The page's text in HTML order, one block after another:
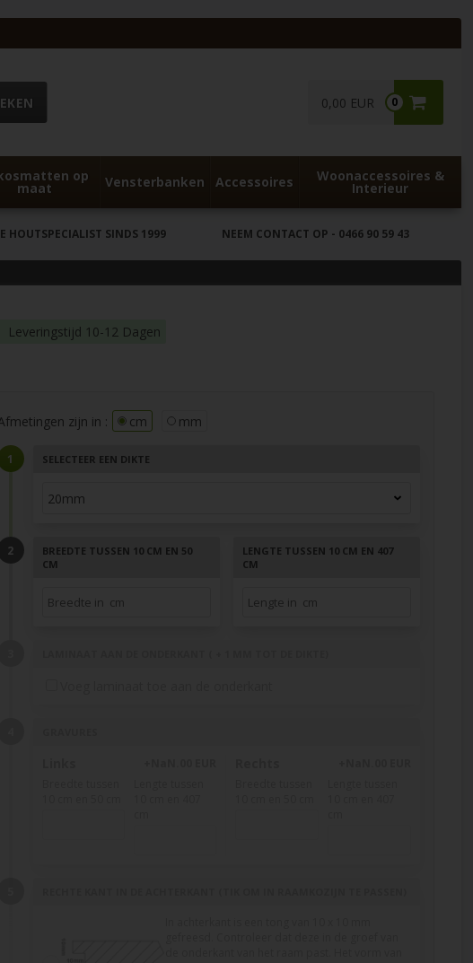
0
0,00 EUR
op
maat Vensterbanken Accessoires Woonaccessoires &
Interieur
HOUTSPECIALIST SINDS 1999 NEEM CONTACT OP - 0466 90 59 43
Leveringstijd 10-12 Dagen
zijn in : cm mm
SELECTEER EEN DIKTE
BREEDTE TUSSEN 10 CM EN 50
CM
LENGTE TUSSEN 10 CM EN 407
CM